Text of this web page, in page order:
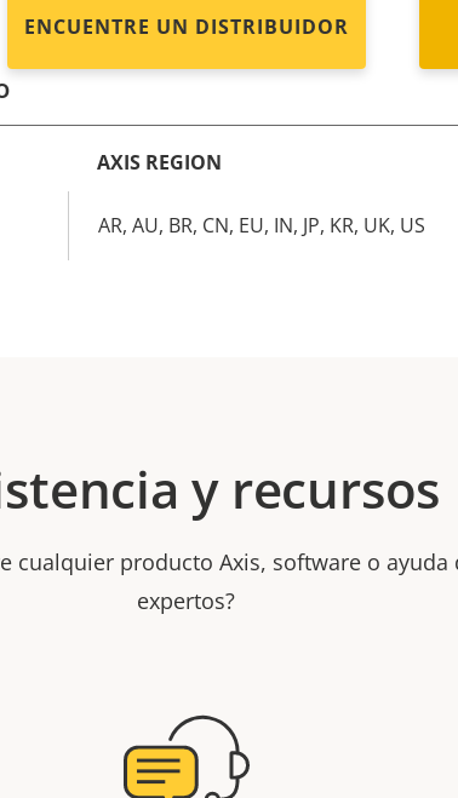
ENCUENTRE UN DISTRIBUIDOR
AXIS REGION
AR, AU, BR, CN, EU, IN, JP, KR, UK, US
y recursos
cualquier producto Axis, software o
expertos?